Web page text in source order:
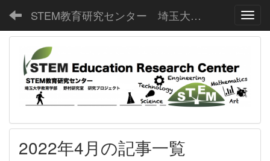
STEM教育研究センター 埼玉大学教育学部野村研究室
2022年4月の記事一覧